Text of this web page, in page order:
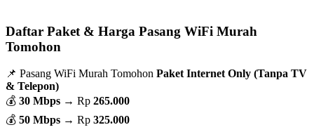
Daftar Paket & Harga Pasang WiFi Murah
Tomohon
📌 Pasang WiFi Murah Tomohon Paket Internet Only (Tanpa TV
& Telepon)
💰 30 Mbps → Rp 265.000
💰 50 Mbps → Rp 325.000